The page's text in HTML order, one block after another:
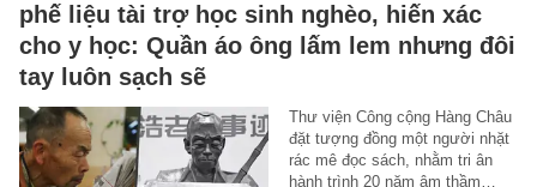
phế liệu tài trợ học sinh nghèo, hiến xác
cho y học: Quần áo ông lấm lem nhưng đôi
tay luôn sạch sẽ
Thư viện Công cộng Hàng Châu
đặt tượng đồng một người nhặt
rác mê đọc sách, nhằm tri ân
hành trình 20 năm âm thầm…